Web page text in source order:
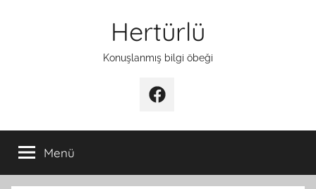
Hertürlü
Konuşlanmış bilgi öbeği
Facebook
Menü